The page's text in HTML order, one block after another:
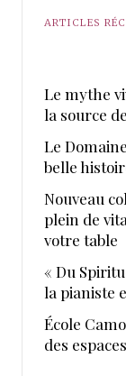
ARTICLES
Le mythe
la source
Le
belle
Nouveau
plein de
votre table
« Du
la pianiste
École
des